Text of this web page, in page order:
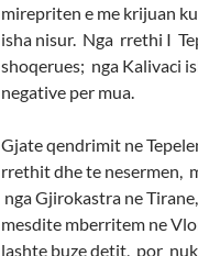
mirepriten e me krijuan
isha nisur. Nga rrethi I
shoqerues; nga Kalivaci
negative per mua.
Gjate qendrimit ne
rrethit dhe te nesermen,
nga Gjirokastra ne
mesdite mberritem ne
lashte buze detit, por